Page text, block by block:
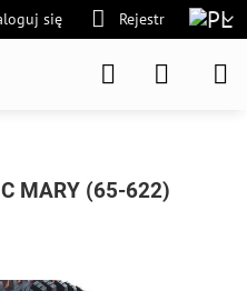
się Rejestr
MARY (65-622)